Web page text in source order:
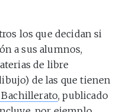
los que decidan si
a sus alumnos,
de libre
de las que tienen
, publicado